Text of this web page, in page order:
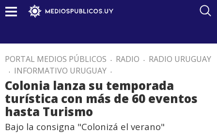
PORTAL MEDIOS PÚBLICOS . RADIO . RADIO URUGUAY
. INFORMATIVO URUGUAY .
Colonia lanza su temporada
turística con más de 60 eventos
hasta Turismo
Bajo la consigna "Colonizá el verano"